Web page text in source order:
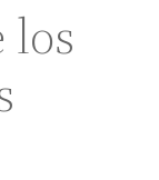
los